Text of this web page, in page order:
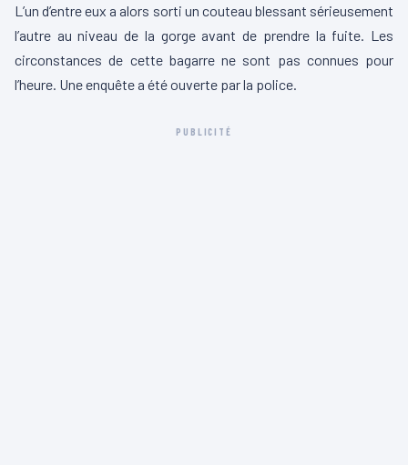
L’un d’entre eux a alors sorti un couteau blessant sérieusement
l’autre au niveau de la gorge avant de prendre la fuite. Les
circonstances de cette bagarre ne sont pas connues pour
l’heure. Une enquête a été ouverte par la police.
PUBLICITÉ